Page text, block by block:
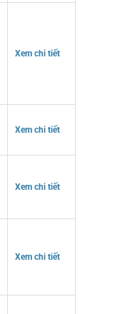
Xem chi tiết
Xem chi tiết
Xem chi tiết
Xem chi tiết